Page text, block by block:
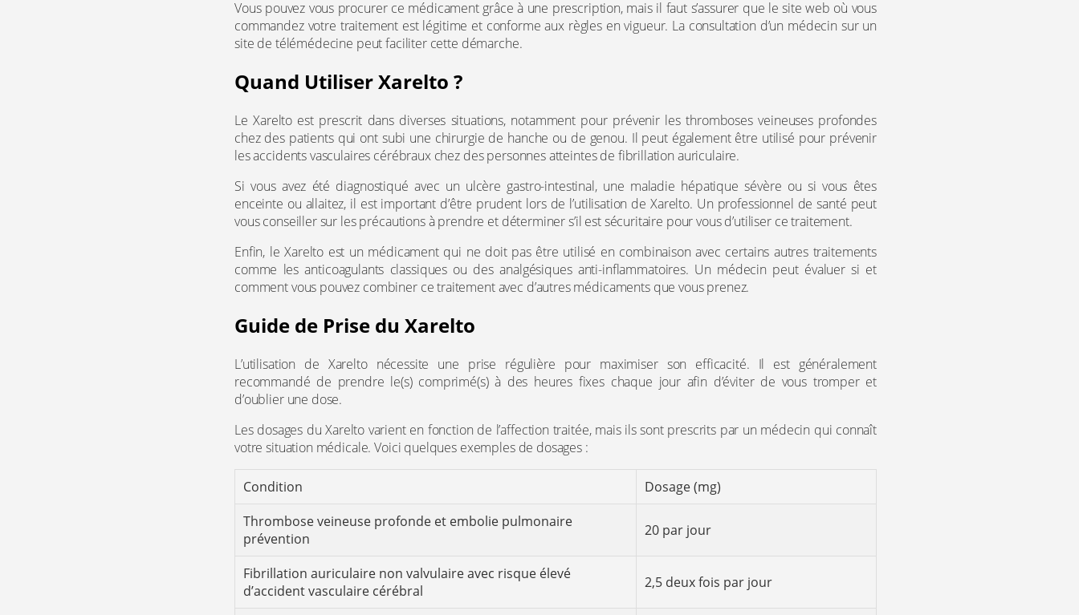
Vous pouvez vous procurer ce médicament grâce à une prescription, mais il faut s’assurer que le site web où vous
commandez votre traitement est légitime et conforme aux règles en vigueur. La consultation d’un médecin sur un
site de télémédecine peut faciliter cette démarche.
Quand Utiliser Xarelto ?
Le Xarelto est prescrit dans diverses situations, notamment pour prévenir les thromboses veineuses profondes
chez des patients qui ont subi une chirurgie de hanche ou de genou. Il peut également être utilisé pour prévenir
les accidents vasculaires cérébraux chez des personnes atteintes de fibrillation auriculaire.
Si vous avez été diagnostiqué avec un ulcère gastro-intestinal, une maladie hépatique sévère ou si vous êtes
enceinte ou allaitez, il est important d’être prudent lors de l’utilisation de Xarelto. Un professionnel de santé peut
vous conseiller sur les précautions à prendre et déterminer s’il est sécuritaire pour vous d’utiliser ce traitement.
Enfin, le Xarelto est un médicament qui ne doit pas être utilisé en combinaison avec certains autres traitements
comme les anticoagulants classiques ou des analgésiques anti-inflammatoires. Un médecin peut évaluer si et
comment vous pouvez combiner ce traitement avec d’autres médicaments que vous prenez.
Guide de Prise du Xarelto
L’utilisation de Xarelto nécessite une prise régulière pour maximiser son efficacité. Il est généralement
recommandé de prendre le(s) comprimé(s) à des heures fixes chaque jour afin d’éviter de vous tromper et
d’oublier une dose.
Les dosages du Xarelto varient en fonction de l’affection traitée, mais ils sont prescrits par un médecin qui connaît
votre situation médicale. Voici quelques exemples de dosages :
Condition
Dosage (mg)
Thrombose veineuse profonde et embolie pulmonaire
prévention
20 par jour
Fibrillation auriculaire non valvulaire avec risque élevé
d’accident vasculaire cérébral
2,5 deux fois par jour